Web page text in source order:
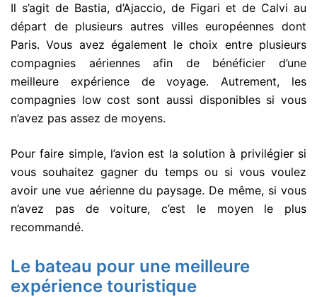
Il s’agit de Bastia, d’Ajaccio, de Figari et de Calvi au
départ de plusieurs autres villes européennes dont
Paris. Vous avez également le choix entre plusieurs
compagnies aériennes afin de bénéficier d’une
meilleure expérience de voyage. Autrement, les
compagnies low cost sont aussi disponibles si vous
n’avez pas assez de moyens.
Pour faire simple, l’avion est la solution à privilégier si
vous souhaitez gagner du temps ou si vous voulez
avoir une vue aérienne du paysage. De même, si vous
n’avez pas de voiture, c’est le moyen le plus
recommandé.
Le bateau pour une meilleure
expérience touristique